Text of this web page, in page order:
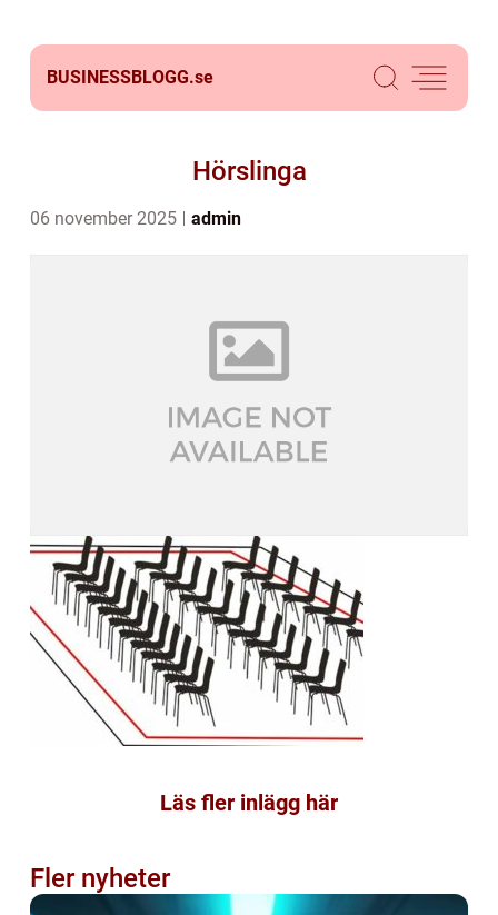
BUSINESSBLOGG.se
Hörslinga
06 november 2025 admin
Läs fler inlägg här
Fler nyheter